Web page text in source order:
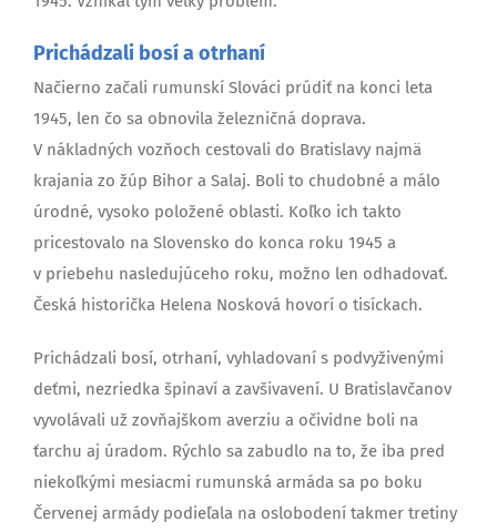
Prichádzali bosí a otrhaní
Načierno začali rumunskí Slováci prúdiť na konci leta
1945, len čo sa obnovila železničná doprava.
V nákladných vozňoch cestovali do Bratislavy najmä
krajania zo žúp Bihor a Salaj. Boli to chudobné a málo
úrodné, vysoko položené oblasti. Koľko ich takto
pricestovalo na Slovensko do konca roku 1945 a
v priebehu nasledujúceho roku, možno len odhadovať.
Česká historička Helena Nosková hovorí o tisíckach.
Prichádzali bosí, otrhaní, vyhladovaní s podvyživenými
deťmi, nezriedka špinaví a zavšivavení. U Bratislavčanov
vyvolávali už zovňajškom averziu a očividne boli na
ťarchu aj úradom. Rýchlo sa zabudlo na to, že iba pred
niekoľkými mesiacmi rumunská armáda sa po boku
Červenej armády podieľala na oslobodení takmer tretiny